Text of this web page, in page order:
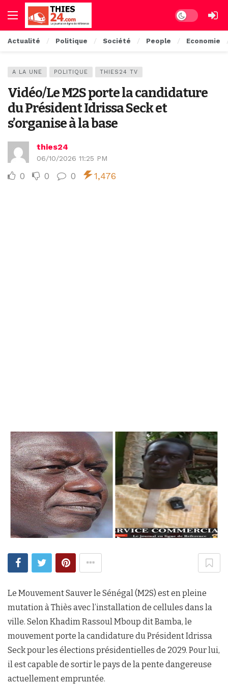
Dark mode
Actualité Politique Société People Economie
A LA UNE POLITIQUE THIES24 TV
Vidéo/Le M2S porte la candidature
du Président Idrissa Seck et
s’organise à la base
thies24
06/10/2026 11:25 PM
0 0 0 1,476
Le Mouvement Sauver le Sénégal (M2S) est en pleine
mutation à Thiès avec l’installation de cellules dans la
ville. Selon Khadim Rassoul Mboup dit Bamba, le
mouvement porte la candidature du Président Idrissa
Seck pour les élections présidentielles de 2029. Pour lui,
il est capable de sortir le pays de la pente dangereuse
actuellement empruntée.